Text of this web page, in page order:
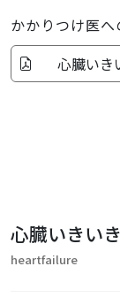
かかりつけ医へ
心臓いき
心臓いきい
heartfailure